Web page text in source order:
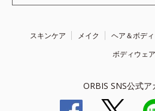
スキンケア メイク ヘア＆ボディ
ボディウェア
ORBIS SNS公式ア